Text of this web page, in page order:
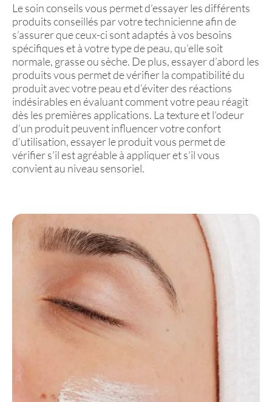
Le soin conseils vous permet d’essayer les différents
produits conseillés par votre technicienne afin de
s’assurer que ceux-ci sont adaptés à vos besoins
spécifiques et à votre type de peau, qu’elle soit
normale, grasse ou sèche. De plus, essayer d’abord les
produits vous permet de vérifier la compatibilité du
produit avec votre peau et d’éviter des réactions
indésirables en évaluant comment votre peau réagit
dès les premières applications. La texture et l’odeur
d’un produit peuvent influencer votre confort
d’utilisation, essayer le produit vous permet de
vérifier s’il est agréable à appliquer et s’il vous
convient au niveau sensoriel.